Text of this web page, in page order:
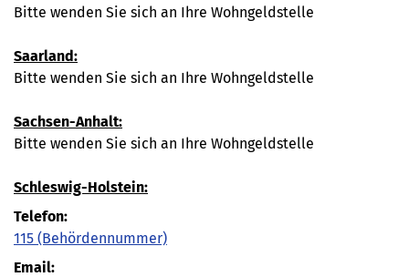
Bitte wenden Sie sich an Ihre Wohngeldstelle
Saarland:
Bitte wenden Sie sich an Ihre Wohngeldstelle
Sachsen-Anhalt:
Bitte wenden Sie sich an Ihre Wohngeldstelle
Schleswig-Holstein:
Telefon:
115 (Behördennummer)
Email: